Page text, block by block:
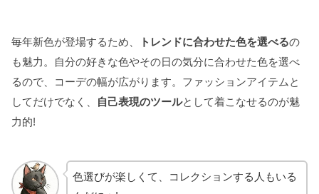
毎年新色が登場するため、 トレンドに合わせた色を選べるの
も魅力。自分の好きな色やその日の気分に合わせた色を選べ
るので、コーデの幅が広がります。ファッションアイテムと
してだけでなく、
自己表現のツールとして着こなせるのが魅
力的!
色選びが楽しくて、コレクションする人もいる